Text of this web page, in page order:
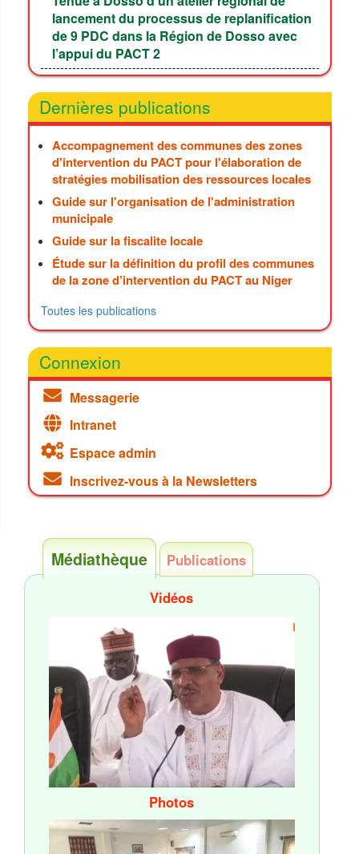
lancement du processus de replanification
de 9 PDC dans la Région de Dosso avec
l’appui du PACT 2
Dernières publications
Accompagnement des communes des zones
d'intervention du PACT pour l'élaboration de
stratégies mobilisation des ressources locales
Guide sur l'organisation de l'administration
municipale
Guide sur la fiscalite locale
Étude sur la définition du profil des communes
de la zone d’intervention du PACT au Niger
Toutes les publications
Connexion
Messagerie
Intranet
Espace admin
Inscrivez-vous à la Newsletters
Médiathèque
Publications
Vidéos
Photos